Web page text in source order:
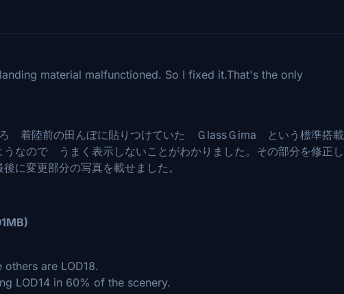
material malfunctioned. So I fixed it.That's the only
着陸前の田んぼに貼りつけていた ＧlassＧima という標準搭載
なので うまく表示しないことがわかりました。その部分を修正し
に変更部分の写真を載せました。
are LOD18.
LOD14 in 60% of the scenery.